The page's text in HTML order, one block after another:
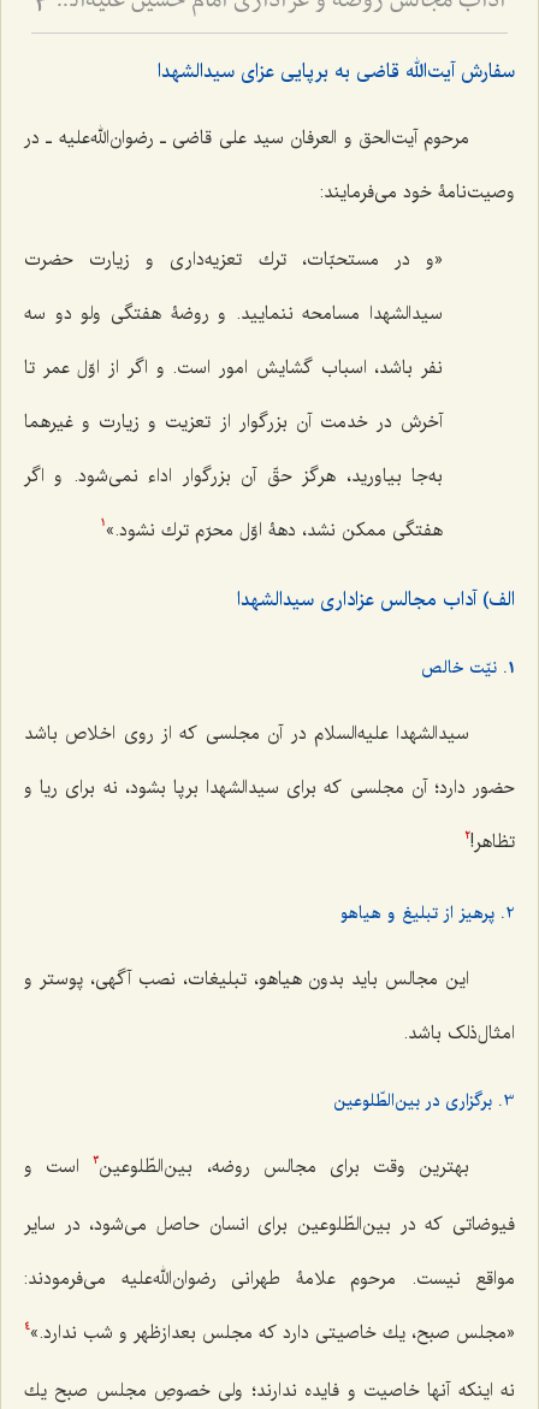
3
سفارش آیت‌الله قاضی به برپایی عزای سیدالشهدا
مرحوم آیت‌الحق و العرفان سید علی قاضی ـ رضوان‌الله‌علیه ـ در
وصیت‌نامۀ خود می‌فرمایند:
«و در مستحبّات، ترك تعزيه‌دارى و زيارت حضرت
سيدالشهدا مسامحه ننماييد. و روضۀ هفتگى ولو دو سه
نفر باشد، اسباب گشايش امور است. و اگر از اوّل عمر تا
آخرش در خدمت آن بزرگوار از تعزيت و زيارت و غيرهما
به‌جا بياوريد، هرگز حقّ آن بزرگوار اداء نمى‌شود. و اگر
هفتگى ممكن نشد، دهۀ اوّل محرّم ترك نشود.» 1
الف) آداب مجالس عزاداری سیدالشهدا
1. نیّت خالص
سیدالشهدا علیه‌السلام در آن مجلسی که از روی اخلاص باشد
حضور دارد؛ آن مجلسی كه برای سیدالشهدا برپا بشود، نه برای ریا و
تظاهر!2
2. پرهیز از تبلیغ و هیاهو
این مجالس باید بدون هیاهو، تبلیغات، نصب آگهی، پوستر و
امثال‌ذلک باشد.
3. برگزاری در بین‌الطّلوعین
بهترین وقت برای مجالس روضه، بین‌الطّلوعین3است و
فیوضاتی که در بین‌الطّلوعین برای انسان حاصل می‌شود، در سایر
مواقع نیست. مرحوم علامۀ طهرانی رضوان‌الله‌علیه می‌فرمودند:
«مجلس صبح، یك خاصیتی دارد كه مجلس بعدازظهر و شب ندارد.»4
نه اینكه آنها خاصیت و فایده ندارند؛ ولی خصوصِ مجلس صبح یك